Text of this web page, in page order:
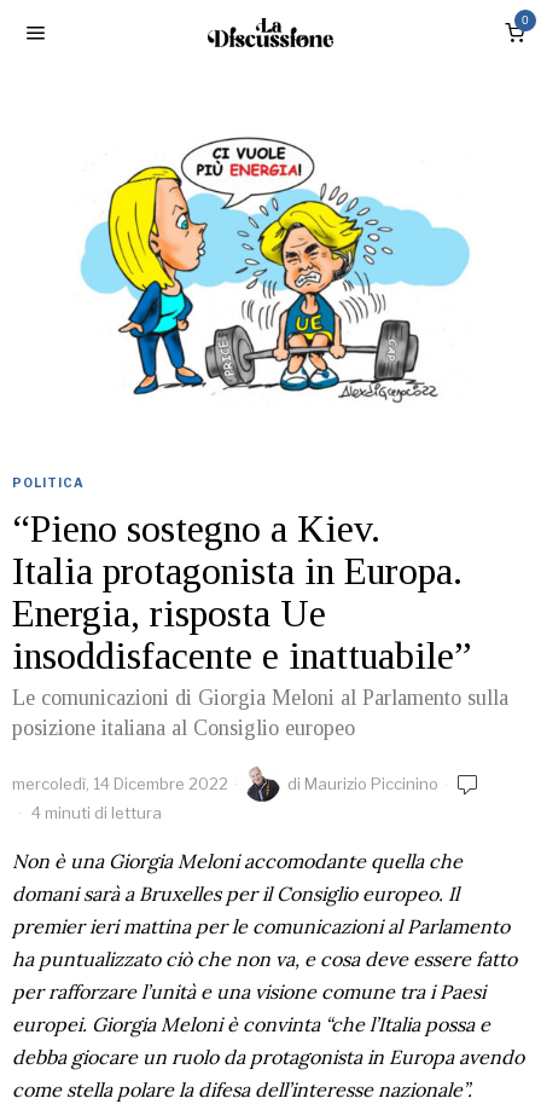
0
POLITICA
“Pieno sostegno a Kiev.
Italia protagonista in Europa.
Energia, risposta Ue
insoddisfacente e inattuabile”
Le comunicazioni di Giorgia Meloni al Parlamento sulla
posizione italiana al Consiglio europeo
mercoledì, 14 Dicembre 2022 di Maurizio Piccinino
4 minuti di lettura
Non è una Giorgia Meloni accomodante quella che
domani sarà a Bruxelles per il Consiglio europeo. Il
premier ieri mattina per le comunicazioni al Parlamento
ha puntualizzato ciò che non va, e cosa deve essere fatto
per rafforzare l’unità e una visione comune tra i Paesi
europei. Giorgia Meloni è convinta “che l’Italia possa e
debba giocare un ruolo da protagonista in Europa avendo
come stella polare la difesa dell’interesse nazionale”.